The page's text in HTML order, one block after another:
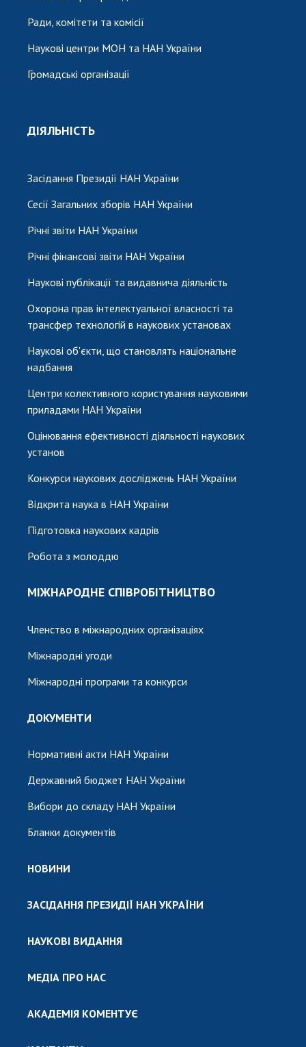
Ради, комітети та комісії
Наукові центри МОН та НАН України
Громадські організації
ДІЯЛЬНІСТЬ
Засідання Президії НАН України
Сесії Загальних зборів НАН України
Річні звіти НАН України
Річні фінансові звіти НАН України
Наукові публікації та видавнича діяльність
Охорона прав інтелектуальної власності та
трансфер технологій в наукових установах
Наукові об'єкти, що становлять національне
надбання
Центри колективного користування науковими
приладами НАН України
Оцінювання ефективності діяльності наукових
установ
Конкурси наукових досліджень НАН України
Відкрита наука в НАН України
Підготовка наукових кадрів
Робота з молоддю
МІЖНАРОДНЕ СПІВРОБІТНИЦТВО
Членство в міжнародних організаціях
Міжнародні угоди
Міжнародні програми та конкурси
ДОКУМЕНТИ
Нормативні акти НАН України
Державний бюджет НАН України
Вибори до складу НАН України
Бланки документів
НОВИНИ
ЗАСІДАННЯ ПРЕЗИДІЇ НАН УКРАЇНИ
НАУКОВІ ВИДАННЯ
МЕДІА ПРО НАС
АКАДЕМІЯ КОМЕНТУЄ